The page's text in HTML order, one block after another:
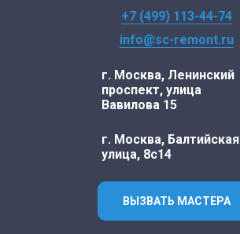
+7 (499) 113-44-74
info@sc-remont.ru
г. Москва, Ленинский
проспект, улица
Вавилова 15
г. Москва, Балтийская
улица, 8с14
ВЫЗВАТЬ МАСТЕРА